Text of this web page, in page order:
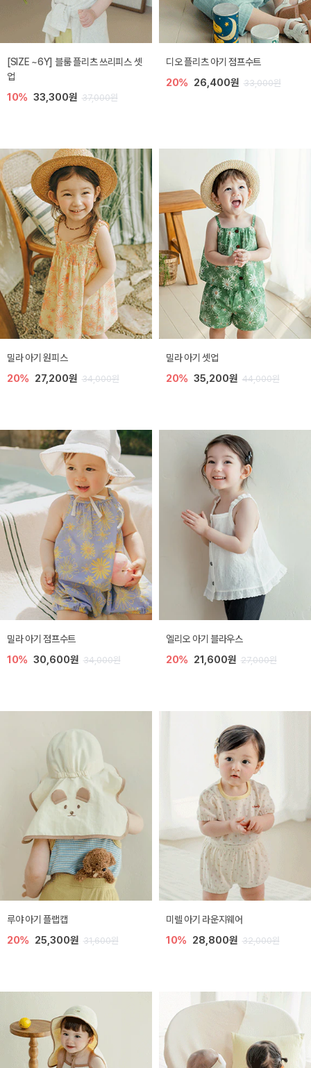
[SIZE ~6Y] 블룸 플리츠 쓰리피스 셋
업
10% 33,300원 37,000원
디오 플리츠 아기 점프수트
20% 26,400원 33,000원
밀라 아기 원피스
20% 27,200원 34,000원
밀라 아기 셋업
20% 35,200원 44,000원
밀라 아기 점프수트
10% 30,600원 34,000원
엘리오 아기 블라우스
20% 21,600원 27,000원
루야 아기 플랩캡
20% 25,300원 31,600원
미렐 아기 라운지웨어
10% 28,800원 32,000원